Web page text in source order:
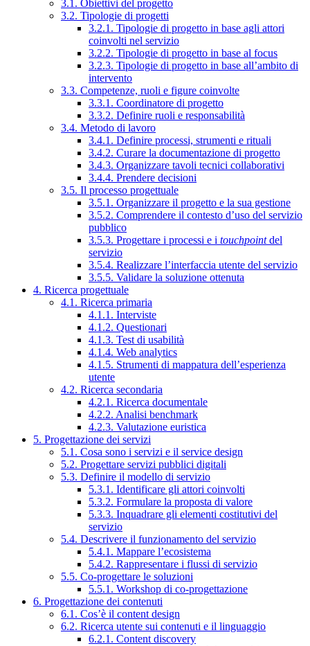
3.1. Obiettivi del progetto
3.2. Tipologie di progetti
3.2.1. Tipologie di progetto in base agli attori
coinvolti nel servizio
3.2.2. Tipologie di progetto in base al focus
3.2.3. Tipologie di progetto in base all’ambito di
intervento
3.3. Competenze, ruoli e figure coinvolte
3.3.1. Coordinatore di progetto
3.3.2. Definire ruoli e responsabilità
3.4. Metodo di lavoro
3.4.1. Definire processi, strumenti e rituali
3.4.2. Curare la documentazione di progetto
3.4.3. Organizzare tavoli tecnici collaborativi
3.4.4. Prendere decisioni
3.5. Il processo progettuale
3.5.1. Organizzare il progetto e la sua gestione
3.5.2. Comprendere il contesto d’uso del servizio
pubblico
3.5.3. Progettare i processi e i touchpointdel
servizio
3.5.4. Realizzare l’interfaccia utente del servizio
3.5.5. Validare la soluzione ottenuta
4. Ricerca progettuale
4.1. Ricerca primaria
4.1.1. Interviste
4.1.2. Questionari
4.1.3. Test di usabilità
4.1.4. Web analytics
4.1.5. Strumenti di mappatura dell’esperienza
utente
4.2. Ricerca secondaria
4.2.1. Ricerca documentale
4.2.2. Analisi benchmark
4.2.3. Valutazione euristica
5. Progettazione dei servizi
5.1. Cosa sono i servizi e il service design
5.2. Progettare servizi pubblici digitali
5.3. Definire il modello di servizio
5.3.1. Identificare gli attori coinvolti
5.3.2. Formulare la proposta di valore
5.3.3. Inquadrare gli elementi costitutivi del
servizio
5.4. Descrivere il funzionamento del servizio
5.4.1. Mappare l’ecosistema
5.4.2. Rappresentare i flussi di servizio
5.5. Co-progettare le soluzioni
5.5.1. Workshop di co-progettazione
6. Progettazione dei contenuti
6.1. Cos’è il content design
6.2. Ricerca utente sui contenuti e il linguaggio
6.2.1. Content discovery